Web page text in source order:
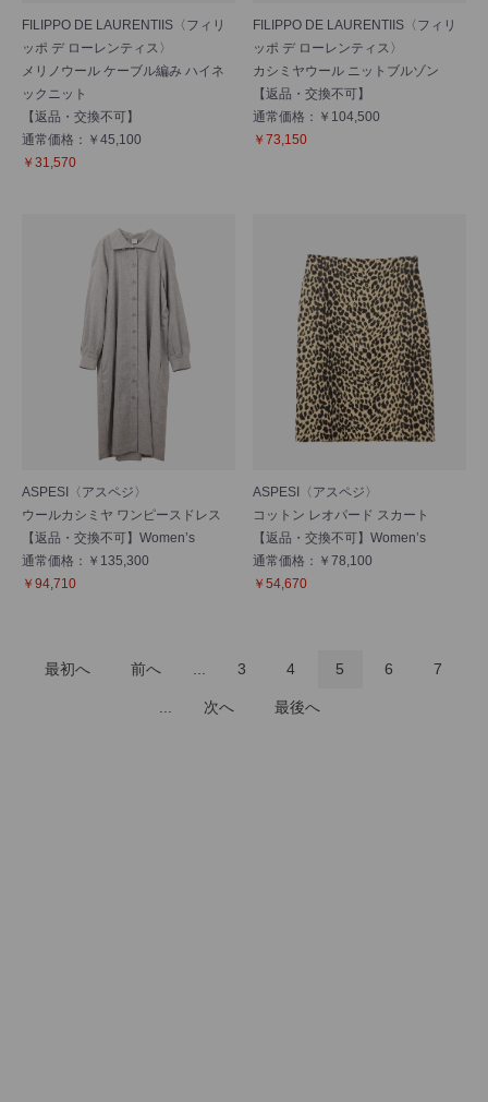
FILIPPO DE LAURENTIIS〈フィリ
ッポ デ ローレンティス〉
メリノウール ケーブル編み ハイネ
ックニット
【返品・交換不可】
通常価格：￥45,100
￥31,570
FILIPPO DE LAURENTIIS〈フィリ
ッポ デ ローレンティス〉
カシミヤウール ニットブルゾン
【返品・交換不可】
通常価格：￥104,500
￥73,150
ASPESI〈アスペジ〉
ウールカシミヤ ワンピースドレス
【返品・交換不可】Women’s
通常価格：￥135,300
￥94,710
ASPESI〈アスペジ〉
コットン レオパード スカート
【返品・交換不可】Women’s
通常価格：￥78,100
￥54,670
最初へ 前へ 3 4 5 6 7
次へ 最後へ